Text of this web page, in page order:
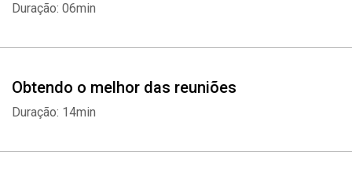
Duração: 06min
Obtendo o melhor das reuniões
Duração: 14min